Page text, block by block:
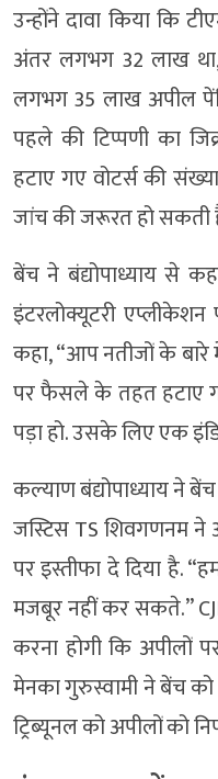
उन्होंने दावा किया कि
अंतर लगभग 32 लाख
लगभग 35 लाख अपील
पहले की टिप्पणी का
हटाए गए वोटर्स की
जांच की जरूरत हो सकती
बेंच ने बंद्योपाध्याय से
इंटरलोक्यूटरी
कहा, “आप नतीजों के
पर फैसले के तहत हटाए
पड़ा हो. उसके लिए एक
कल्याण बंद्योपाध्याय ने
जस्टिस TS शिवगणनम ने
पर इस्तीफा दे दिया है.
मजबूर नहीं कर सकते.”
करना होगी कि अपीलों
मेनका गुरुस्वामी ने बेंच
ट्रिब्यूनल को अपीलों को